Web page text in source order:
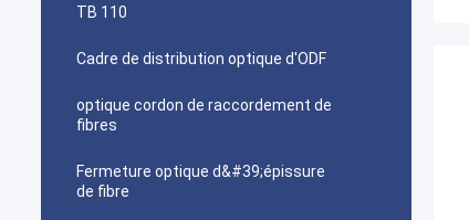
TB 110
Cadre de distribution optique d'ODF
optique cordon de raccordement de
fibres
Fermeture optique d&#39;épissure
de fibre